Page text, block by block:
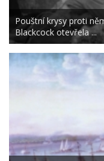
Pouštní krysy proti
Blackcock otevřela ...